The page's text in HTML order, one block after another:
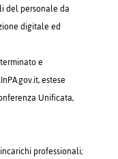
del personale da
digitale ed
e
estese
Unificata,
professionali;